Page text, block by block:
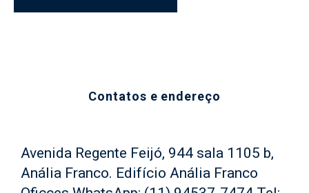
Contatos e endereço
Avenida Regente Feijó, 944 sala 1105 b,
Anália Franco. Edifício Anália Franco